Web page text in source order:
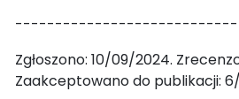
Zgłoszono: 10/09/2024.
Zaakceptowano do publikacji: